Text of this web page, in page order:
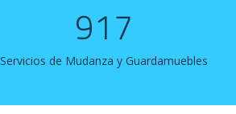
917
Servicios de Mudanza y Guardamuebles